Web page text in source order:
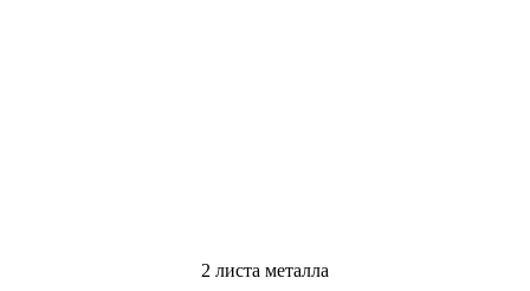
2 листа металла